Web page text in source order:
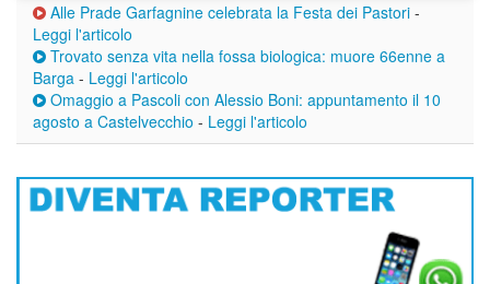
Alle Prade Garfagnine celebrata la Festa dei Pastori -
Leggi l'articolo
Trovato senza vita nella fossa biologica: muore 66enne a
Barga - Leggi l'articolo
Omaggio a Pascoli con Alessio Boni: appuntamento il 10
agosto a Castelvecchio - Leggi l'articolo